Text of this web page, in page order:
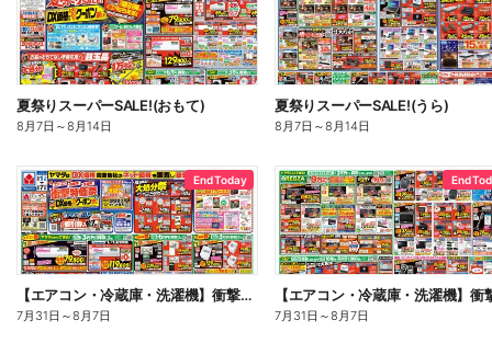
夏祭りスーパーSALE!(おもて)
8月7日 ～8月14日
夏祭りスーパーSALE!(うら)
8月7日 ～8月14日
End Today
【エアコン・冷蔵庫・洗濯機】衝撃特価祭(おもて)
7月31日 ～8月7日
End
7月31日 ～8月7日